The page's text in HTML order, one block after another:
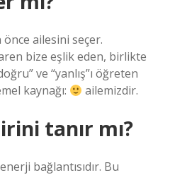
ailesini seçer.
bize eşlik eden, birlikte
ve “yanlış”ı öğreten
kaynağı:
ailemizdir.
tanır mı?
bağlantısıdır. Bu